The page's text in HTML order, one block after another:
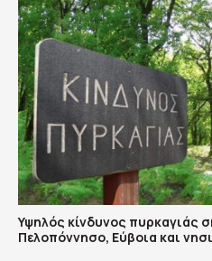
Υψηλός κίνδυνος πυρκαγιάς
Πελοπόννησο, Εύβοια και